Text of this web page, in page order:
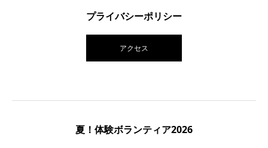
プライバシーポリシー
アクセス
夏！体験ボランティア2026